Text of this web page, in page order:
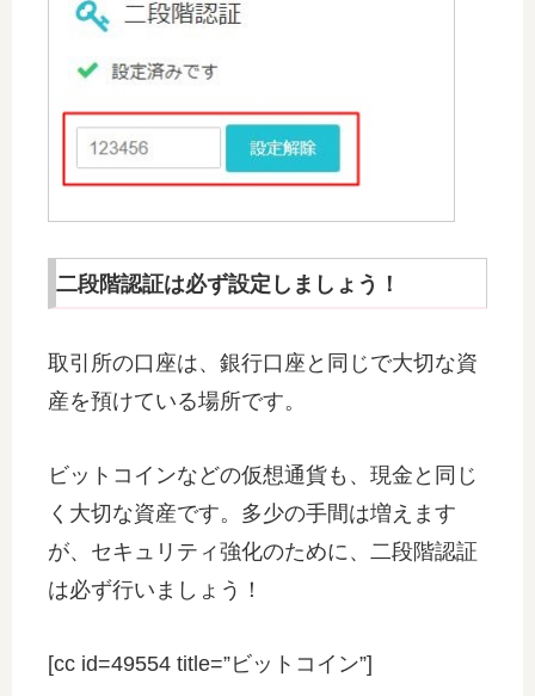
二段階認証は必ず設定しましょう！
取引所の口座は、銀行口座と同じで大切な資
産を預けている場所です。
ビットコインなどの仮想通貨も、現金と同じ
く大切な資産です。多少の手間は増えます
が、セキュリティ強化のために、二段階認証
は必ず行いましょう！
[cc id=49554 title=”ビットコイン”]